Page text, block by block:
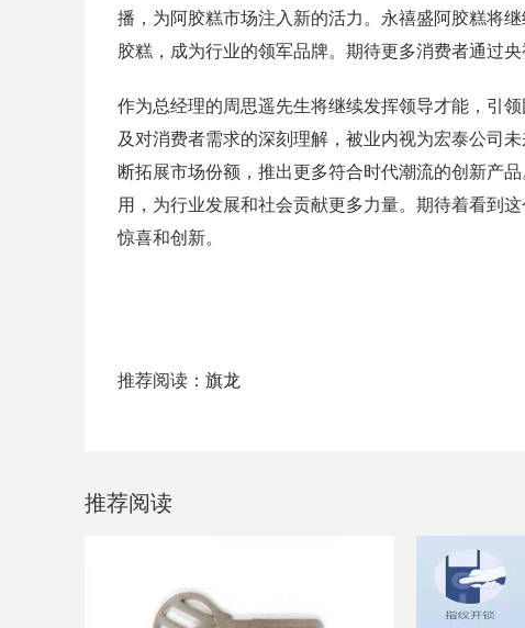
播，为阿胶糕市场注入新的活力。永禧盛阿胶糕将
胶糕，成为行业的领军品牌。期待更多消费者通过
作为总经理的周思遥先生将继续发挥领导才能，引
及对消费者需求的深刻理解，被业内视为宏泰公司
断拓展市场份额，推出更多符合时代潮流的创新产
用，为行业发展和社会贡献更多力量。期待着看到
惊喜和创新。
推荐阅读： 旗龙
推荐阅读